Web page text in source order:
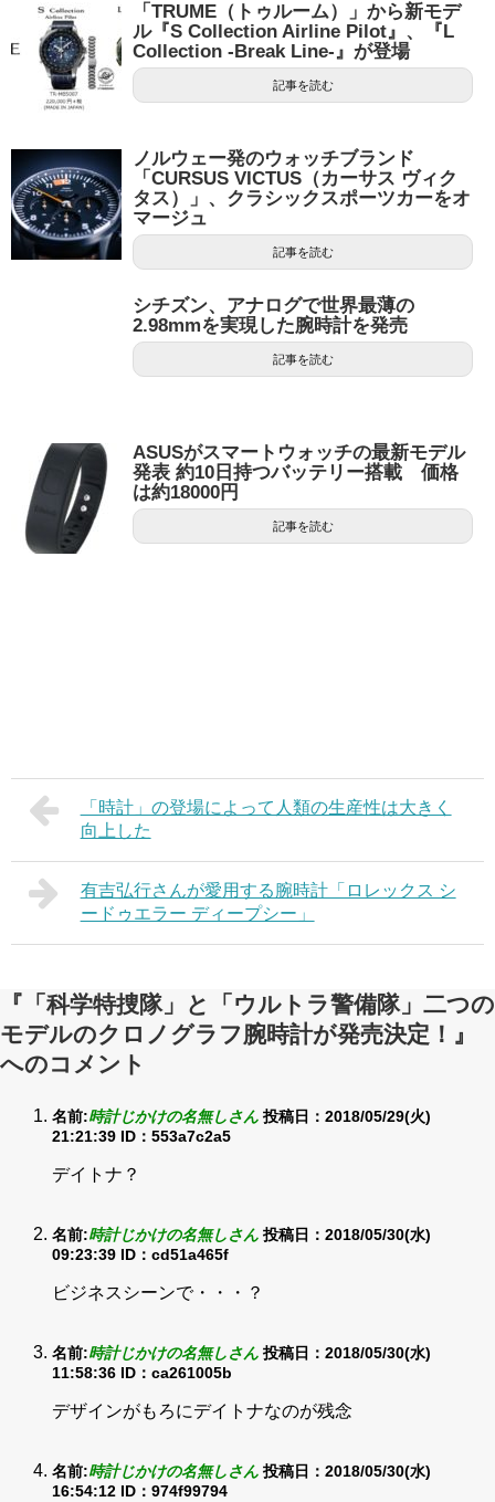
「TRUME（トゥルーム）」から新モデ
ル『S Collection Airline Pilot』、『L
Collection -Break Line-』が登場
記事を読む
ノルウェー発のウォッチブランド
「CURSUS VICTUS（カーサス ヴィク
タス）」、クラシックスポーツカーをオ
マージュ
記事を読む
シチズン、アナログで世界最薄の
2.98mmを実現した腕時計を発売
記事を読む
ASUSがスマートウォッチの最新モデル
発表 約10日持つバッテリー搭載 価格
は約18000円
記事を読む
「時計」の登場によって人類の生産性は大きく
向上した
有吉弘行さんが愛用する腕時計「ロレックス シ
ードゥエラー ディープシー」
『「科学特捜隊」と「ウルトラ警備隊」二つの
モデルのクロノグラフ腕時計が発売決定！』
へのコメント
名前:時計じかけの名無しさん 投稿日：2018/05/29(火)
21:21:39 ID：553a7c2a5
デイトナ？
名前:時計じかけの名無しさん 投稿日：2018/05/30(水)
09:23:39 ID：cd51a465f
ビジネスシーンで・・・？
名前:時計じかけの名無しさん 投稿日：2018/05/30(水)
11:58:36 ID：ca261005b
デザインがもろにデイトナなのが残念
名前:時計じかけの名無しさん 投稿日：2018/05/30(水)
16:54:12 ID：974f99794